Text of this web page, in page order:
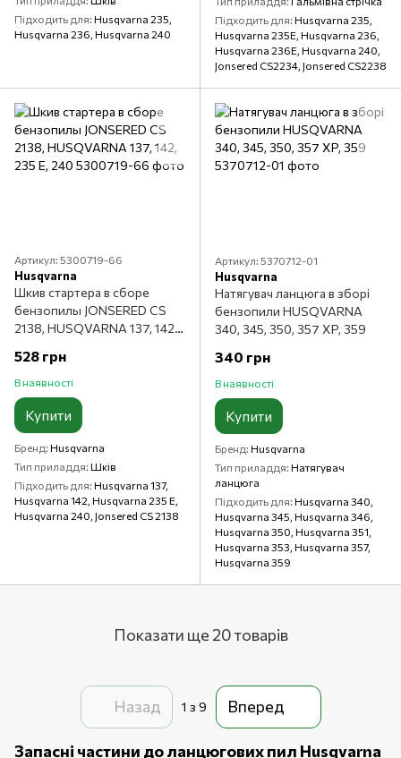
Підходить для Husqvarna 235,
Husqvarna 236, Husqvarna 240
Підходить для Husqvarna 235,
Husqvarna 235E, Husqvarna 236,
Husqvarna 236E, Husqvarna 240,
Jonsered CS2234, Jonsered CS2238
Артикул: 5300719-66
Husqvarna
Шкив стартера в сборе
бензопилы JONSERED CS
2138, HUSQVARNA 137, 142,
528 грн
В наявності
Купити
Бренд Husqvarna
Тип приладдя Шків
Підходить для Husqvarna 137,
Husqvarna 142, Husqvarna 235 E,
Husqvarna 240, Jonsered CS 2138
Артикул: 5370712-01
Husqvarna
Натягувач ланцюга в зборі
бензопили HUSQVARNA
340, 345, 350, 357 XP, 359
340 грн
В наявності
Купити
Бренд Husqvarna
Тип приладдя Натягувач
ланцюга
Підходить для Husqvarna 340,
Husqvarna 345, Husqvarna 346,
Husqvarna 350, Husqvarna 351,
Husqvarna 353, Husqvarna 357,
Husqvarna 359
Показати ще 20 товарів
Назад 1 з 9 Вперед
Запасні частини до ланцюгових пил Husqvarna